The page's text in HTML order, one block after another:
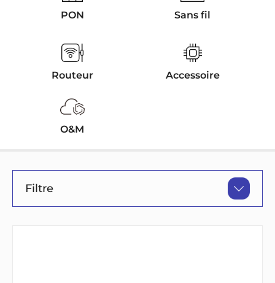
PON Sans fil
Routeur Accessoire
O&M
Filtre